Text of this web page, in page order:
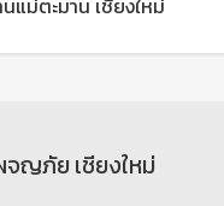
แม่ตะมาน เชียงใหม่
จญภัย เชียงใหม่